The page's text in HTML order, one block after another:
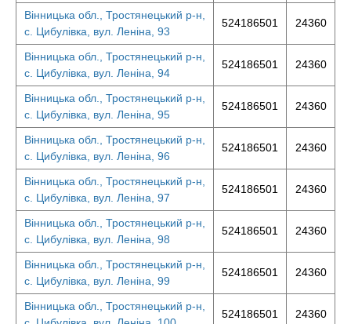
Вінницька обл., Тростянецький р-н,
с. Цибулівка, вул. Леніна, 93
524186501 24360
Вінницька обл., Тростянецький р-н,
с. Цибулівка, вул. Леніна, 94
524186501 24360
Вінницька обл., Тростянецький р-н,
с. Цибулівка, вул. Леніна, 95
524186501 24360
Вінницька обл., Тростянецький р-н,
с. Цибулівка, вул. Леніна, 96
524186501 24360
Вінницька обл., Тростянецький р-н,
с. Цибулівка, вул. Леніна, 97
524186501 24360
Вінницька обл., Тростянецький р-н,
с. Цибулівка, вул. Леніна, 98
524186501 24360
Вінницька обл., Тростянецький р-н,
с. Цибулівка, вул. Леніна, 99
524186501 24360
Вінницька обл., Тростянецький р-н,
524186501 24360